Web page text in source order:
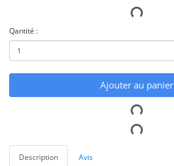
Qantité :
Ajouter au panier
Description Avis